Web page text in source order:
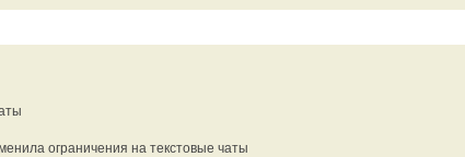
ограничения на текстовые чаты